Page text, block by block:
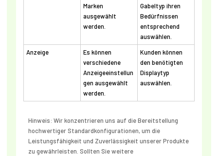
Marken
ausgewählt
werden.
Gabeltyp ihren
Bedürfnissen
entsprechend
auswählen.
Anzeige
Es können
verschiedene
Anzeigeeinstellun
gen ausgewählt
werden.
Kunden können
den benötigten
Displaytyp
auswählen.
Hinweis: Wir konzentrieren uns auf die Bereitstellung
hochwertiger Standardkonfigurationen, um die
Leistungsfähigkeit und Zuverlässigkeit unserer Produkte
zu gewährleisten. Sollten Sie weitere